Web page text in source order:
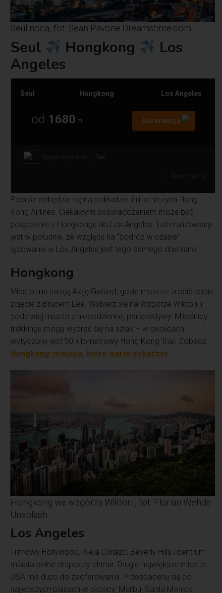
Seul nocą, fot. Sean Pavone Dreamstime.com
Seul Hongkong
Los
Angeles
Seul Hongkong Los Angeles
od 1680 zł Rezerwacja
Podróż odbędzie się na pokładzie linii lotniczych Hong
Kong Airlines. Ciekawym doświadczeniem może być
połączenie z Hongkongu do Los Angeles. Lot realizowany
jest w południe, ze względu na “podróż w czasie”
lądowanie w Los Angeles jest tego samego dnia rano.
Hongkong
Miasto ma swoją Aleję Gwiazd, gdzie możesz zrobić sobie
zdjęcie z Brucem Lee. Wybierz się na Wzgórze Wiktorii i
podziwiaj miasto z niecodziennej perspektywy. Miłośnicy
trekkingu mogą wybrać się na szlak – w okolicach
wytyczony jest 50 kilometrowy Hong Kong Trail. Zobacz:
Hongkong: miejsca, które warto zobaczyć.
Hongkong we wzgórza Wiktorii, fot. Florian Wehde
Unsplash
Los Angeles
Filmowy Hollywood, Aleja Gwiazd, Beverly Hills i centrum
miasta pełne drapaczy chmur. Drugie największe miasto
USA ma dużo do zaoferowania. Przespaceruj się po
najlepszych plażach w okolicy: Malibu, Santa Monica